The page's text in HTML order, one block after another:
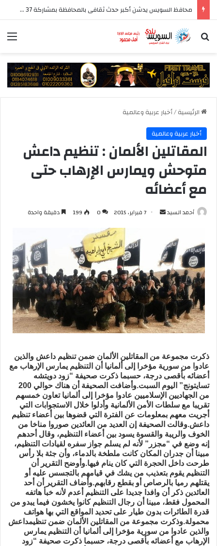
محافظ السويس يدشن أكبر حدث ثقافى بالمحافظة بمشاركة 37 دار نشر مصرية
بحث عن
الرئيسية/أخبار عربية وعالمية
أخبار عربية وعالمية
المقاتلين الألمان : تنظيم داعش
متوحش ويمارس الإرهاب حتى
مع أعضائه
أحمد السيد
أرسل 7 فبراير، 2015 0
199 دقيقة واحدة
ذكرت مجموعة من المقاتلين الألمان ضمن تنظيم داعش والذين
عادوا من سورية مؤخرا إلى ألمانيا أن التنظيم يمارس الإرهاب مع
أعضائه بأقصى درجة، حسبما ذكرت صحيفة “زود دويتشه
تسايتونج” اليوم السبت.وأضافت الصحيفة أن هناك حوالي 200
من الجهاديين الإسلاميين عادوا مؤخرا إلى ألمانيا تعاون خمسهم
تقريبا مع سلطات الأمن الألمانية وأدلوا خلال الاستجوابات التي
أجريت معهم بمعلومات عن الفترة التي قضوها بين أعضاء تنظيم
داعش.وقالت الصحيفة إن العديد من العائدين صوروا مناخا من
الخوف والريبة والقسوة يسود بين أعضاء التنظيم، وقال أحدهم
إنه وضع في “مجزر” لأنه لم يسلم جواز سفره لقيادات التنظيم،
مبينا أن جدران المكان كانت ملطخة بالدماء، وأن جثة بلا رأس
طرحت داخل الحجرة التي كان ينام فيها.وأوضح التقرير أن
التنظيم يقوم بتعذيب من يشك في قيامهم بالتجسس عليه أو
يقتلهم رميا بالرصاص أو بقطع رقابهم.وأضاف التقرير أن أحد
العائدين ذكر أن وافدا جديدا على التنظيم أعدم لأنه خبأ هاتفه
المحمول فقط، مبينا أن رجال التنظيم كانوا يخشون فيما يبدو من
قدرة الطائرات بدون طيار على تحديد المواقع التي بها هواتف
محمولة.وذكرت مجموعة من المقاتلين الألمان ضمن تنظيمداعش
والذين عادوا من سورية مؤخرا إلى ألمانيا أن التنظيم يمارس
الإرهاب مع أعضائه بأقصى درجة، حسبما ذكرت صحيفة “زود